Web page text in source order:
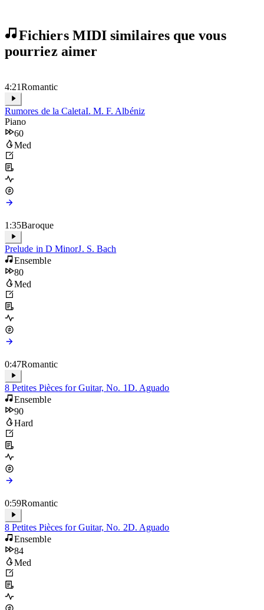
Fichiers MIDI similaires que vous
4:21Romantic
Rumores de la Caleta
Piano
1:35Baroque
Prelude in D Minor
Ensemble
0:47Romantic
8 Petites Pièces for Guitar, No. 1
Ensemble
0:59Romantic
8 Petites Pièces for Guitar, No. 2
Ensemble